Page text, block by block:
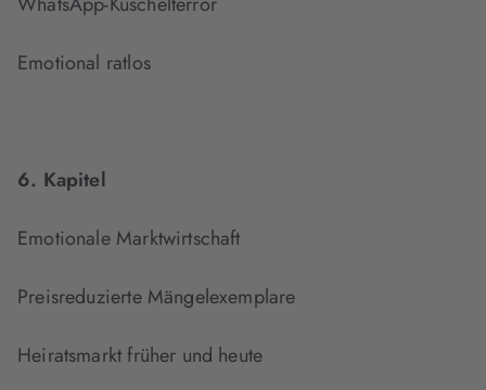
Emotional ratlos
6. Kapitel
Emotionale Marktwirtschaft
Preisreduzierte Mängelexemplare
Heiratsmarkt früher und heute